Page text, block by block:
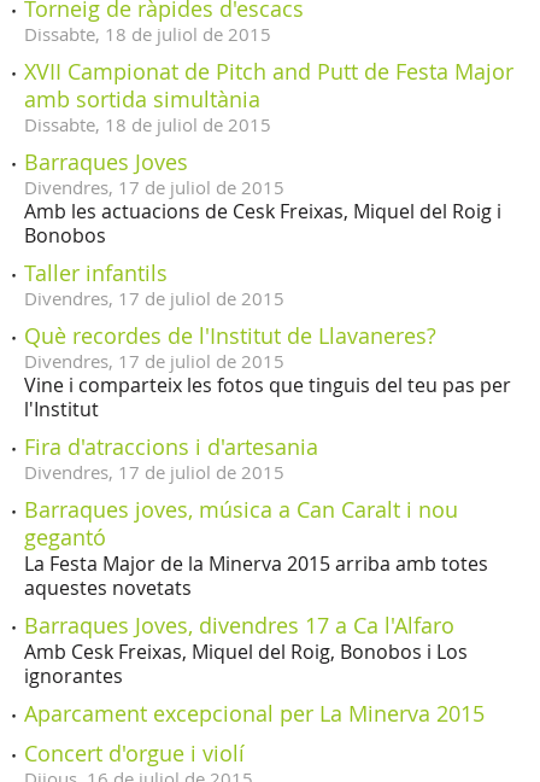
Torneig de ràpides d'escacs
Dissabte, 18 de juliol de 2015
XVII Campionat de Pitch and Putt de Festa Major
amb sortida simultània
Dissabte, 18 de juliol de 2015
Barraques Joves
Divendres, 17 de juliol de 2015
Amb les actuacions de Cesk Freixas, Miquel del Roig i
Bonobos
Taller infantils
Divendres, 17 de juliol de 2015
Què recordes de l'Institut de Llavaneres?
Divendres, 17 de juliol de 2015
Vine i comparteix les fotos que tinguis del teu pas per
l'Institut
Fira d'atraccions i d'artesania
Divendres, 17 de juliol de 2015
Barraques joves, música a Can Caralt i nou
gegantó
La Festa Major de la Minerva 2015 arriba amb totes
aquestes novetats
Barraques Joves, divendres 17 a Ca l'Alfaro
Amb Cesk Freixas, Miquel del Roig, Bonobos i Los
ignorantes
Aparcament excepcional per La Minerva 2015
Concert d'orgue i violí